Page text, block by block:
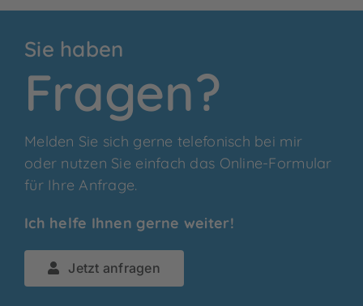
Sie haben
Fragen?
Melden Sie sich gerne telefonisch bei mir
oder nutzen Sie einfach das Online-Formular
für Ihre Anfrage.
Ich helfe Ihnen gerne weiter!
Jetzt anfragen